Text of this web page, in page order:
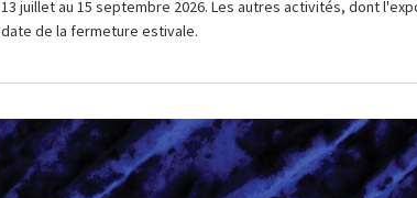
13 juillet au 15 septembre 2026. Les autres activités, dont
date de la fermeture estivale.